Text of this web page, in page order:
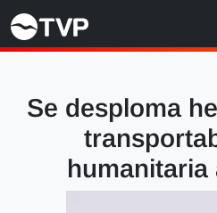
Se desploma
humanitaria